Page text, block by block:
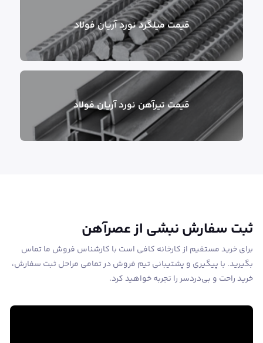
قیمت میلگرد نورد آریان فولاد
قیمت تیر‌آهن نورد آریان فولاد
ثبت سفارش نبشی از عصرآهن
برای خرید مستقیم از کارخانه کافی است با کارشناس فروش ما تماس
بگیرید. با پیگیری و پشتیبانی تیم فروش در تمامی مراحل ثبت سفارش،
خرید راحت و بی‌دردسر را تجربه خواهید کرد.